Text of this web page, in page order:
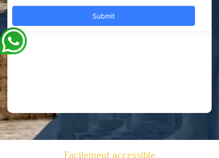
Facilement accessible